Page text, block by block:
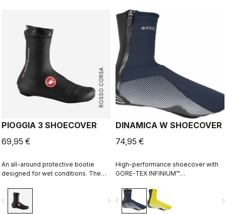
ROSSO CORSA
PIOGGIA 3 SHOECOVER
69,95 €
An all-around protective bootie
designed for wet conditions. The
warm, comfortable bootie in dry
conditions, while it's made for
maximum protection in wet
navigate_next
DINAMICA W SHOECOVER
74,95 €
High-performance shoecover with
GORE-TEX INFINIUM™
fabric to keep wind and splashes
out and warmth in. Women's-
specific fit with reflective print for
navigate_before